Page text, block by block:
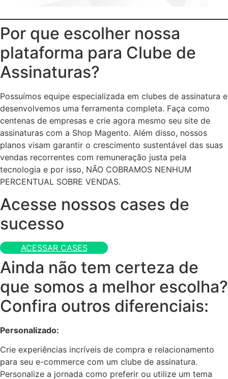
Por que escolher nossa
plataforma para Clube de
Assinaturas?
Possuímos equipe especializada em clubes de assinatura e
desenvolvemos uma ferramenta completa. Faça como
centenas de empresas e crie agora mesmo seu site de
assinaturas com a Shop Magento. Além disso, nossos
planos visam garantir o crescimento sustentável das suas
vendas recorrentes com remuneração justa pela
tecnologia e por isso, NÃO COBRAMOS NENHUM
PERCENTUAL SOBRE VENDAS.
Acesse nossos cases de
sucesso
ACESSAR CASES
Ainda não tem certeza de
que somos a melhor escolha?
Confira outros diferenciais:
Personalizado:
Crie experiências incríveis de compra e relacionamento
para seu e-commerce com um clube de assinatura.
Personalize a jornada como preferir ou utilize um tema